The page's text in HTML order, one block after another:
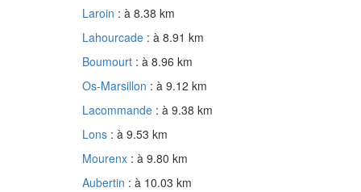
Laroin : à 8.38 km
Lahourcade : à 8.91 km
Boumourt : à 8.96 km
Os-Marsillon : à 9.12 km
Lacommande : à 9.38 km
Lons : à 9.53 km
Mourenx : à 9.80 km
Aubertin : à 10.03 km